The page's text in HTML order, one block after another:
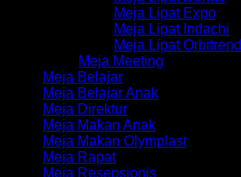
Meja Lipat Expo
Meja Lipat Indachi
Meja Lipat Orbitrend
Meja Meeting
Meja Belajar
Meja Belajar Anak
Meja Direktur
Meja Makan Anak
Meja Makan Olymplast
Meja Rapat
Meja Resepsionis